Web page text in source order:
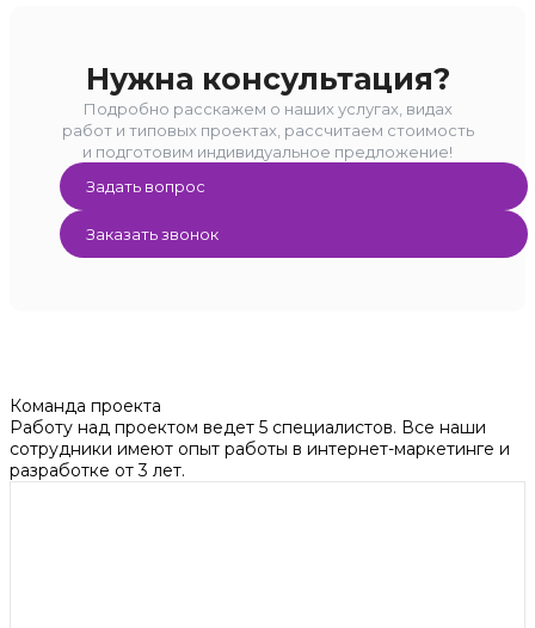
Нужна консультация?
Подробно расскажем о наших услугах, видах
работ и типовых проектах, рассчитаем стоимость
и подготовим индивидуальное предложение!
Задать вопрос
Заказать звонок
Команда проекта
Работу над проектом ведет 5 специалистов. Все наши
сотрудники имеют опыт работы в интернет-маркетинге и
разработке от 3 лет.